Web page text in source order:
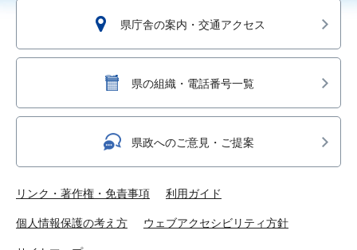
県庁舎の案内・交通アクセス
県の組織・電話番号一覧
県政へのご意見・ご提案
リンク・著作権・免責事項 利用ガイド
個人情報保護の考え方 ウェブアクセシビリティ方針